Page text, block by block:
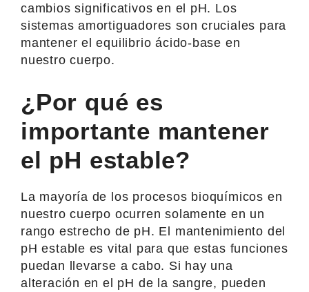
cambios significativos en el pH. Los
sistemas amortiguadores son cruciales para
mantener el equilibrio ácido-base en
nuestro cuerpo.
¿Por qué es
importante mantener
el pH estable?
La mayoría de los procesos bioquímicos en
nuestro cuerpo ocurren solamente en un
rango estrecho de pH. El mantenimiento del
pH estable es vital para que estas funciones
puedan llevarse a cabo. Si hay una
alteración en el pH de la sangre, pueden